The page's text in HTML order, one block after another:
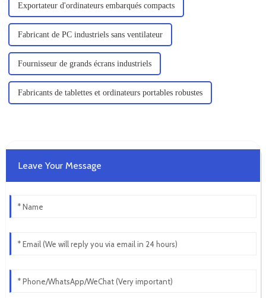
Exportateur d'ordinateurs embarqués compacts
Fabricant de PC industriels sans ventilateur
Fournisseur de grands écrans industriels
Fabricants de tablettes et ordinateurs portables robustes
Leave Your Message